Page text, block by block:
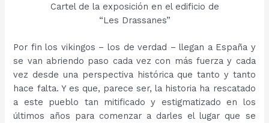
Cartel de la exposición en el edificio de
“Les Drassanes”
Por fin los vikingos – los de verdad – llegan a España y
se van abriendo paso cada vez con más fuerza y cada
vez desde una perspectiva histórica que tanto y tanto
hace falta. Y es que, parece ser, la historia ha rescatado
a este pueblo tan mitificado y estigmatizado en los
últimos años para comenzar a darles el lugar que se